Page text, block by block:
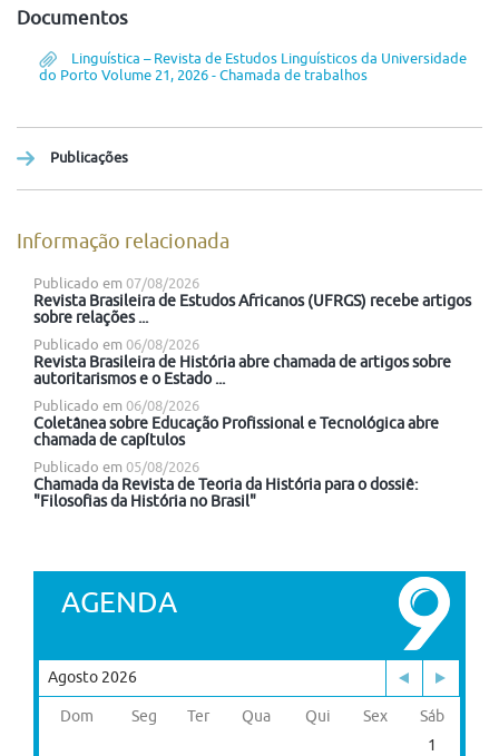
Documentos
Linguística – Revista de Estudos Linguísticos da Universidade
do Porto Volume 21, 2026 - Chamada de trabalhos
Publicações
Informação relacionada
Publicado em 07/08/2026
Revista Brasileira de Estudos Africanos (UFRGS) recebe artigos
sobre relações ...
Publicado em 06/08/2026
Revista Brasileira de História abre chamada de artigos sobre
autoritarismos e o Estado ...
Publicado em 06/08/2026
Coletânea sobre Educação Profissional e Tecnológica abre
chamada de capítulos
Publicado em 05/08/2026
Chamada da Revista de Teoria da História para o dossiê:
"Filosofias da História no Brasil"
AGENDA
Agosto 2026
Dom Seg Ter Qua Qui Sex
Sáb
1